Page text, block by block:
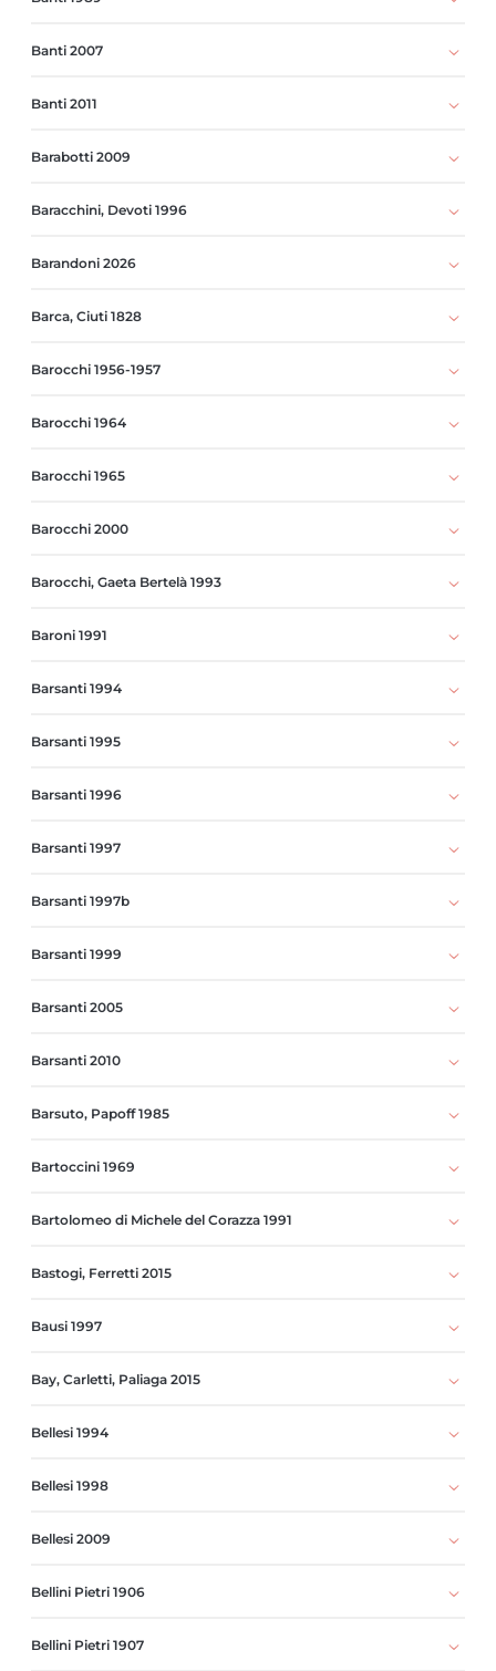
Banti 2007
Banti 2011
Barabotti 2009
Baracchini, Devoti 1996
Barandoni 2026
Barca, Ciuti 1828
Barocchi 1956-1957
Barocchi 1964
Barocchi 1965
Barocchi 2000
Barocchi, Gaeta Bertelà 1993
Baroni 1991
Barsanti 1994
Barsanti 1995
Barsanti 1996
Barsanti 1997
Barsanti 1997b
Barsanti 1999
Barsanti 2005
Barsanti 2010
Barsuto, Papoff 1985
Bartoccini 1969
Bartolomeo di Michele del Corazza 1991
Bastogi, Ferretti 2015
Bausi 1997
Bay, Carletti, Paliaga 2015
Bellesi 1994
Bellesi 1998
Bellesi 2009
Bellini Pietri 1906
Bellini Pietri 1907